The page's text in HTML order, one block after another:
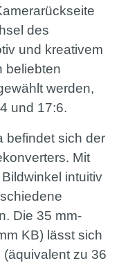
des
und kreativem
beliebten
werden,
und 17:6.
befindet sich der
Mit
intuitiv
Die 35 mm-
KB) lässt sich
zu 36